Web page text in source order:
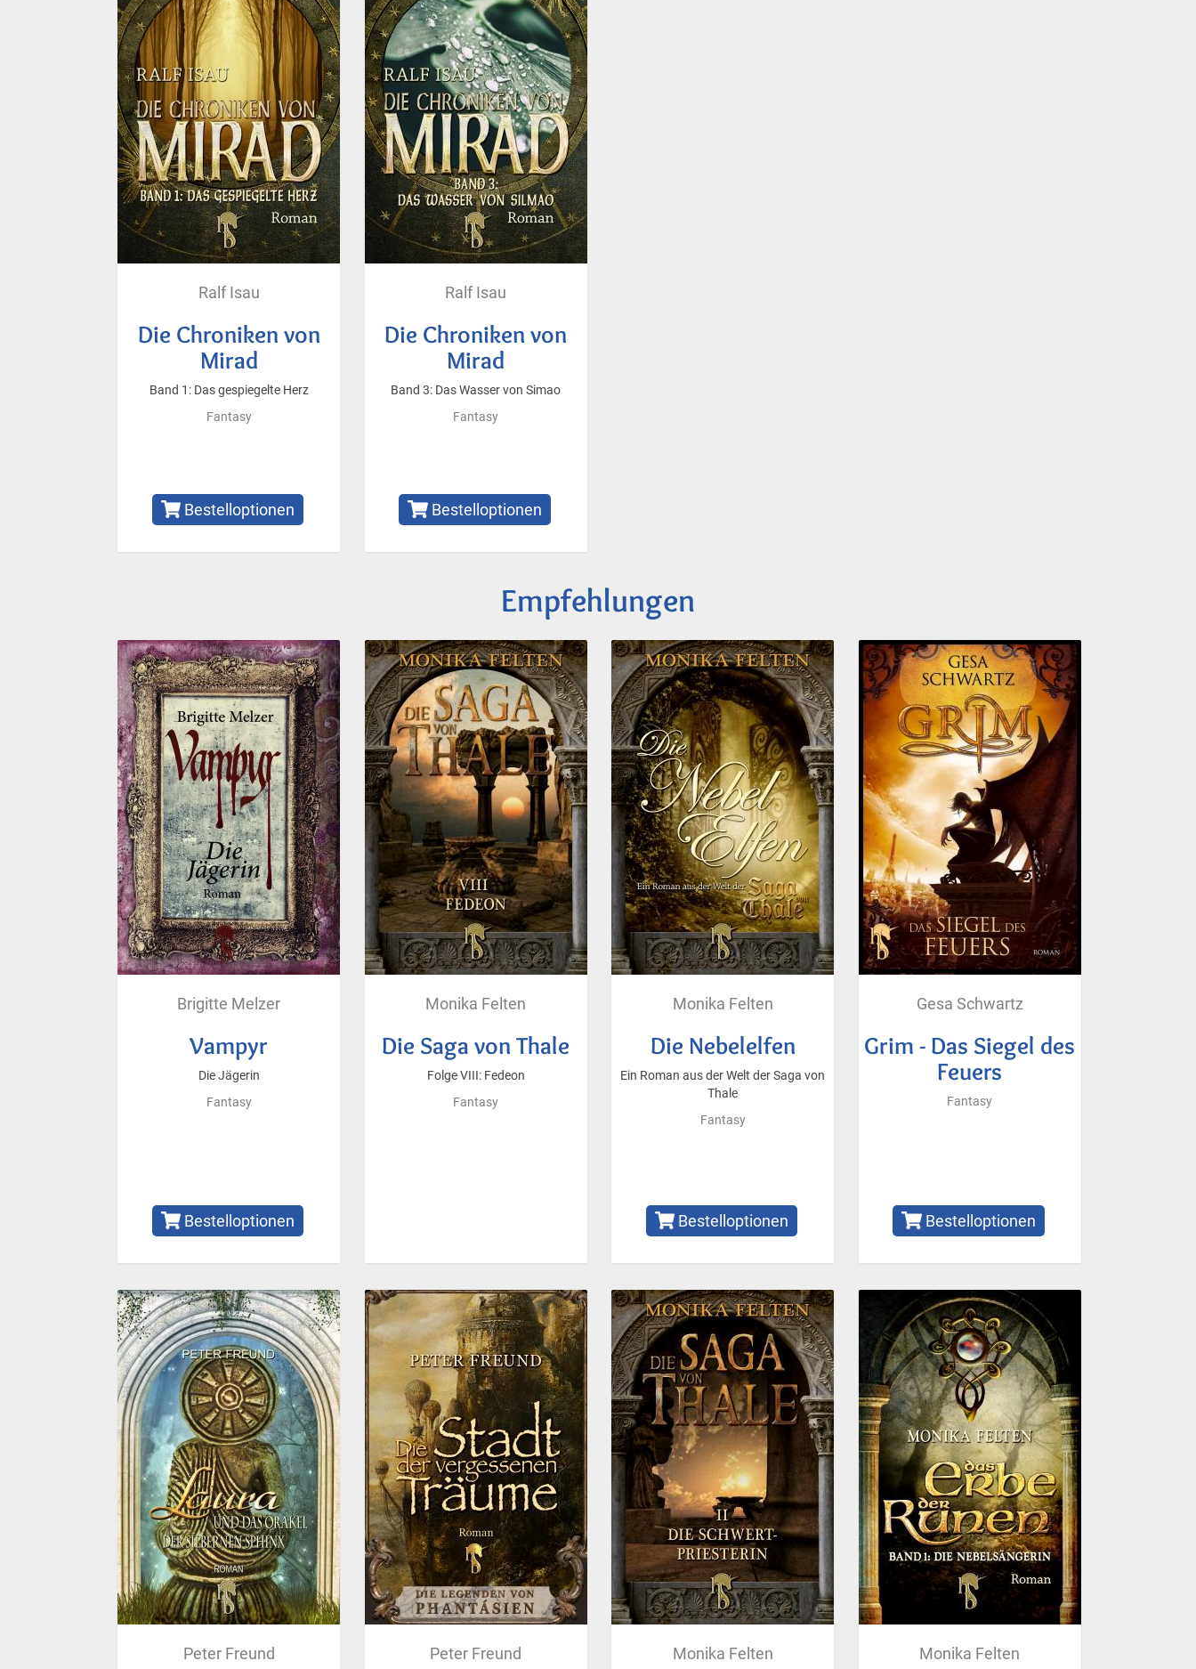
Ralf Isau
Die Chroniken von
Mirad
Band 1: Das gespiegelte Herz
Fantasy
Bestelloptionen
Ralf Isau
Die Chroniken von
Mirad
Band 3: Das Wasser von Simao
Fantasy
Bestelloptionen
Empfehlungen
Brigitte Melzer
Vampyr
Die Jägerin
Fantasy
Bestelloptionen
Monika Felten
Die Saga von Thale
Folge VIII: Fedeon
Fantasy
Monika Felten
Die Nebelelfen
Ein Roman aus der Welt der Saga von
Thale
Fantasy
Bestelloptionen
Gesa Schwartz
Grim - Das Siegel des
Feuers
Fantasy
Bestelloptionen
Peter Freund Peter Freund Monika Felten Monika Felten